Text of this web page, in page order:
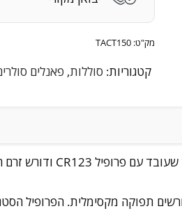
מק"ט: TACT150
קטגוריות: סוללות, פאנלים